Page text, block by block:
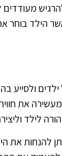
בוחר את
ילדים
את
לילד
להנחות את